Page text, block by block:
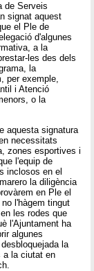
de Serveis
signat aquest
el Ple de
d'algunes
a la
les des dels
la
per exemple,
i Atenció
o la
aquesta signatura
necessitats
zones esportives i
l'equip de
inclosos en el
la diligència
en Ple el
l'hàgem tingut
les rodes que
l'Ajuntament ha
algunes
la
a la ciutat en